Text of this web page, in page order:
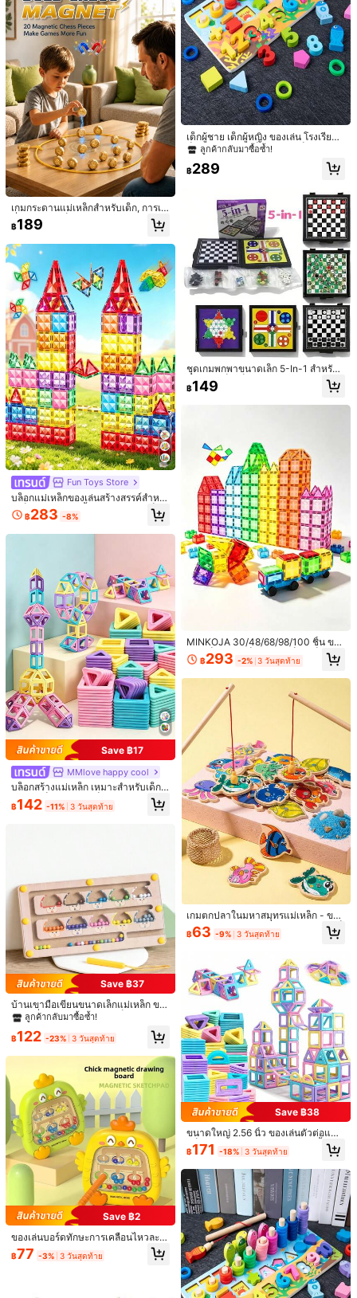
4.92 (100+) ดูเพิ่มเติม
สง่างาม(6) ไม่มีเสียง(1) โรแมนติก(1) สวย(7) ทางการ(1)
r***i สี: มัลติคัลเลอร์ / ไซส์: 148ชิ้น
Ilikeit🫶🏻❤️❤️❤️lloveshein
มีประโยชน์
a***9 สี: มัลติคัลเลอร์ / ไซส์: 48 ชิ้น
Inlovewiththisproduct
มีประโยชน์(1)
d***m สี: มัลติคัลเลอร์ / ไซส์: 48 ชิ้น
مريح جداومفيدوتصميمهرائع صدقا.
มีประโยชน์(0)
i***8 สี: มัลติคัลเลอร์ / ไซส์: 64 ชิ้น
حلويننفس الصوره👍👍👍👍
รายละเอียดสินค้า
วัสดุ: ABS
MMlove happy cool
4.82 3.1K ผู้ติดตาม
3.1K ผู้ติดตาม
4 ชั่วโมงที่ผ่านมา
4.82 3.1K ผู้ติดตาม
4.82 3.1K ผู้ติดตาม
4.82 3.1K ผู้ติดตาม
4.82 3.1K ผู้ติดตาม
4.82 3.1K ผู้ติดตาม
4.82 3.1K ผู้ติดตาม
กำลังติดตาม
10K ชิ้นที่ขายไปเมื่อเร็วๆ นี้ 1.7K ซื้อซ้ำ
เก๋มาก (200+) คุณภาพดี (100+) เล็กกว่าไซส์จริง (100+) เหมาะกับ
คุณอาจชอบ
แนะนำ บ้าน & ที่อยู่อาศัย เบบี้ อุปกรณ์สำนักงาน & อุปกรณ์การเรียน
cking Cubes, Magnetic Puzzle, Cub
ic Building Toys, STEM Toys, Creati
ve 3D Construction Set, Montessori
DIY Puzzle Cubic Building Toys An
d Creative Stacking Music Toys (So
me Colors Are Random)
฿1,032 -11% 3 วันสุดท้าย
ชุดของขวัญของเล่นแม่เหล็ก ประกอบด้
วย [เข็มทิศกลางแจ้ง, รูปตัว U, แถบยา
ว, รถแม่เหล็ก และวงแหวนแม่เหล็กหลา
ยชิ้น] บล็อกแม่เหล็กรูปตัว U รูปแถบ รูป
วงกลม อุปกรณ์การทดลองวิทยาศาสตร์
แม่เหล็ก ชุดการทดลองแม่เหล็กเพื่อการ
สอน
฿146 -8% 3 วันสุดท้าย
ฉากหลังวันเกิดที่ปรับแต่งได้, โปสเตอร์
พิมพ์ธีมสีดำและทอง, โปสเตอร์วันเกิดที่
นปาร์ตี้, ของขวัญวันเกิด, ตกแต่งแกลเล
อรี่, อุปกรณ์ถ่ายภาพ, ไม่สะท้อนแสง, ไอ
เดียของขวัญ, ไม่มีกรอบ
129
Save ฿100
1 ชิ้น บัวหรือกระถางนกสไตล์ยุโรปที่ทำ
จากเหล็กหล่อย้อนยุค สวนวิลล่า ป้องกัน
สนิม กันน้ำมัน ตกแต่งภายนอก สองวัต
ถุประสงค์ ที่พักนกตามธรรมชาติ จุดสังเ
กตการณ์นก ตกแต่งงาน งานประเพณี ข
องขวัญปฏิบัติ สำหรับนักสังเกตการณ์น
ก
เกมกระดานแม่เหล็กสำหรับเด็ก, การเห
นี่ยวนำแม่เหล็ก, เกมกระดานโต้ตอบระ
หว่างพ่อแม่และลูก, ของเล่นเกมกระดา
น, ของขวัญวันหยุด
฿189
Fun Toys Store
บล็อกแม่เหล็กของเล่นสร้างสรรค์สำหรั
บเด็ก, 48/68/98 ชิ้น ของเล่นแม่เหล็ก,
บล็อกแม่เหล็กสีสันสดใสสำหรับเด็ก, ชุด
฿283 -8%
Save ฿17
MMlove happy cool
บล็อกสร้างแม่เหล็ก เหมาะสำหรับเด็กช
ายและเด็กหญิง ชุดบล็อกสร้างปราสาท
มาการองที่อัปเกรด เหมาะสำหรับเด็กเล็
฿142 -11% 3 วันสุดท้าย
Save ฿37
บ้านเขามือเขียนขนาดเล็กแม่เหล็ก ขอ
งเล่นเพื่อการศึกษาสำหรับเด็กก่อนวัยเรี
การฝึกทักษะทางสติปัญญา
ลูกค้ากลับมาซื้อซ้ำ!
฿122 -23% 3 วันสุดท้าย
Save ฿2
ของเล่นบอร์ดทักษะการเคลื่อนไหวละเอี
ยดเกมแมซ chickens สี ของขวัญทาง
การศึกษาสำหรับเด็กชายและเด็กหญิงอ
฿77 -3% 3 วันสุดท้าย
เด็กผู้ชาย เด็กผู้หญิง ของเล่น โรงเรียนเ
ด็กก่อนวัยเรียน เด็ก ดิจิทัล บล็อกตัวต่อ
สำหรับ การศึกษาปฐมวัย พัสเซิล / Puz
zle สมอง การพัฒนา , สำหรับ และ เหนื
ลูกค้ากลับมาซื้อซ้ำ!
฿289
ชุดเกมพกพาขนาดเล็ก 5-In-1 สำหรับเ
ด็ก แม่เหล็ก เก็บได้ในกระเป๋า หมากรุก
หมากฮอส ลูโด งูและบันได เกมบนโต๊ะ
สำหรับงานรวมครอบครัว ของขวัญวัน
฿149
MINKOJA 30/48/68/98/100 ชิ้น ของ
เล่นบล็อกแม่เหล็กสำหรับเด็ก, บล็อกแม่
เหล็กสีสันสดใส, ของเล่นสร้างสรรค์เพื่อ
การศึกษา, เหมาะสำหรับเด็กชายและเ
ด็กหญิงอายุ 3 ปีขึ้นไป, สีสุ่ม
฿293 -2% 3 วันสุดท้าย
เกมตกปลาในมหาสมุทรแม่เหล็ก - ของ
เล่นไม้โต๊ะอันดินเทอร์แอกทีฟสำหรับเด็
กๆ ช่วยพัฒนาการประสานสัมพันธ์ระห
อเดียของขวัญสร้างสรรค์
฿63 -9% 3 วันสุดท้าย
Save ฿38
ขนาดใหญ่ 2.56 นิ้ว ของเล่นตัวต่อแม่เ
หล็ก Macaroon Designer, กระเบื้องแ
ม่เหล็ก, ของเล่นเพื่อการศึกษา, ของขวั
฿171 -18% 3 วันสุดท้าย